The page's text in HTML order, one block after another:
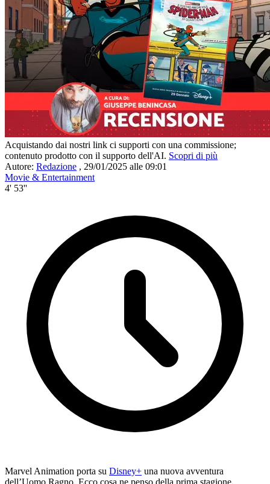
Acquistando dai nostri link ci supporti con una commissione;
contenuto prodotto con il supporto dell'AI. Scopri di più
Autore: Redazione , 29/01/2025 alle 09:01
Movie & Entertainment
4' 53''
Marvel Animation porta su Disney+ una nuova avventura
dell’Uomo Ragno. Ecco cosa ne penso della prima stagione.